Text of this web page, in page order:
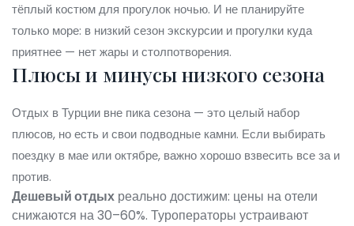
тёплый костюм для прогулок ночью. И не планируйте
только море: в низкий сезон экскурсии и прогулки куда
приятнее — нет жары и столпотворения.
Плюсы и минусы низкого сезона
Отдых в Турции вне пика сезона — это целый набор
плюсов, но есть и свои подводные камни. Если выбирать
поездку в мае или октябре, важно хорошо взвесить все за и
против.
Дешевый отдых реально достижим: цены на отели
снижаются на 30–60%. Туроператоры устраивают